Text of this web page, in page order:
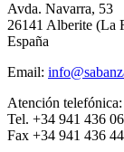
Avda. Navarra, 53
26141 Alberite (La
España
Email:
Atención telefónica:
Tel. +34 941 436
Fax +34 941 436